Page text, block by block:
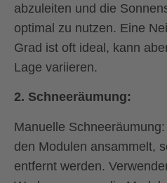
abzuleiten und die
optimal zu nutzen. Eine
Grad ist oft ideal, kann
Lage variieren.
2. Schneeräumung:
Manuelle Schneeräumung:
den Modulen ansammelt,
entfernt werden.